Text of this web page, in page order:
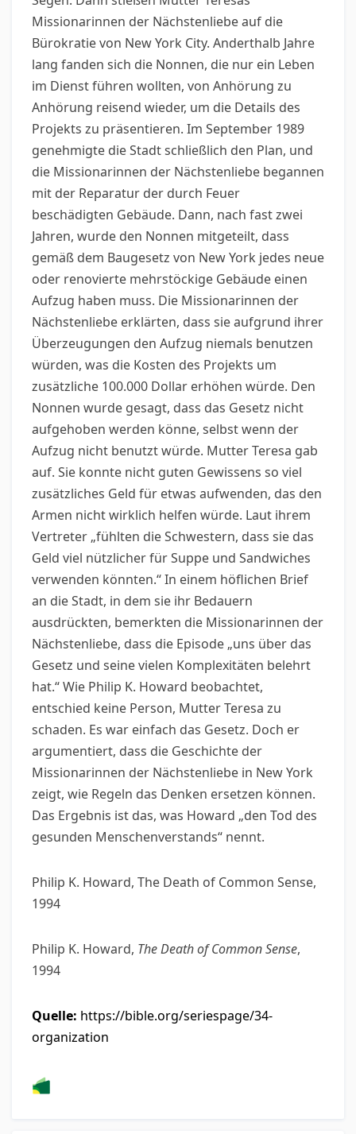
Missionarinnen der Nächstenliebe auf die
Bürokratie von New York City. Anderthalb Jahre
lang fanden sich die Nonnen, die nur ein Leben
im Dienst führen wollten, von Anhörung zu
Anhörung reisend wieder, um die Details des
Projekts zu präsentieren. Im September 1989
genehmigte die Stadt schließlich den Plan, und
die Missionarinnen der Nächstenliebe begannen
mit der Reparatur der durch Feuer
beschädigten Gebäude. Dann, nach fast zwei
Jahren, wurde den Nonnen mitgeteilt, dass
gemäß dem Baugesetz von New York jedes neue
oder renovierte mehrstöckige Gebäude einen
Aufzug haben muss. Die Missionarinnen der
Nächstenliebe erklärten, dass sie aufgrund ihrer
Überzeugungen den Aufzug niemals benutzen
würden, was die Kosten des Projekts um
zusätzliche 100.000 Dollar erhöhen würde. Den
Nonnen wurde gesagt, dass das Gesetz nicht
aufgehoben werden könne, selbst wenn der
Aufzug nicht benutzt würde. Mutter Teresa gab
auf. Sie konnte nicht guten Gewissens so viel
zusätzliches Geld für etwas aufwenden, das den
Armen nicht wirklich helfen würde. Laut ihrem
Vertreter „fühlten die Schwestern, dass sie das
Geld viel nützlicher für Suppe und Sandwiches
verwenden könnten.“ In einem höflichen Brief
an die Stadt, in dem sie ihr Bedauern
ausdrückten, bemerkten die Missionarinnen der
Nächstenliebe, dass die Episode „uns über das
Gesetz und seine vielen Komplexitäten belehrt
hat.“ Wie Philip K. Howard beobachtet,
entschied keine Person, Mutter Teresa zu
schaden. Es war einfach das Gesetz. Doch er
argumentiert, dass die Geschichte der
Missionarinnen der Nächstenliebe in New York
zeigt, wie Regeln das Denken ersetzen können.
Das Ergebnis ist das, was Howard „den Tod des
gesunden Menschenverstands“ nennt.
Philip K. Howard, The Death of Common Sense,
1994
Philip K. Howard, The Death of Common Sense,
1994
Quelle: https://bible.org/seriespage/34-
organization